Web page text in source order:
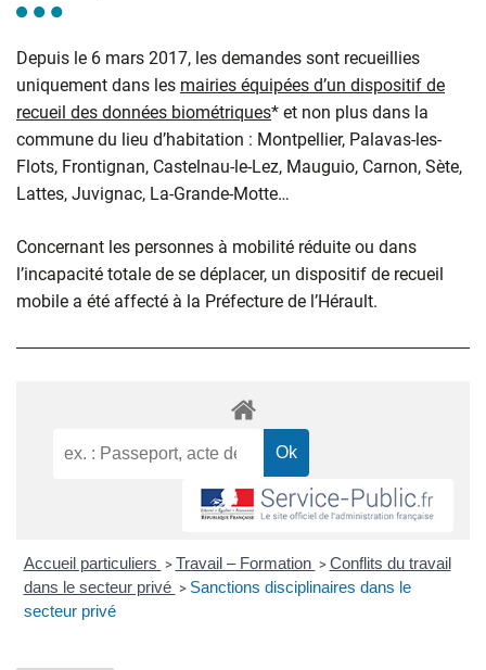
Depuis le 6 mars 2017, les demandes sont recueillies
uniquement dans les mairies équipées d’un dispositif de
recueil des données biométriques* et non plus dans la
commune du lieu d’habitation : Montpellier, Palavas-les-
Flots, Frontignan, Castelnau-le-Lez, Mauguio, Carnon, Sète,
Lattes, Juvignac, La-Grande-Motte…
Concernant les personnes à mobilité réduite ou dans
l’incapacité totale de se déplacer, un dispositif de recueil
mobile a été affecté à la Préfecture de l’Hérault.
Accueil particuliers > Travail – Formation > Conflits du travail
dans le secteur privé > Sanctions disciplinaires dans le
secteur privé